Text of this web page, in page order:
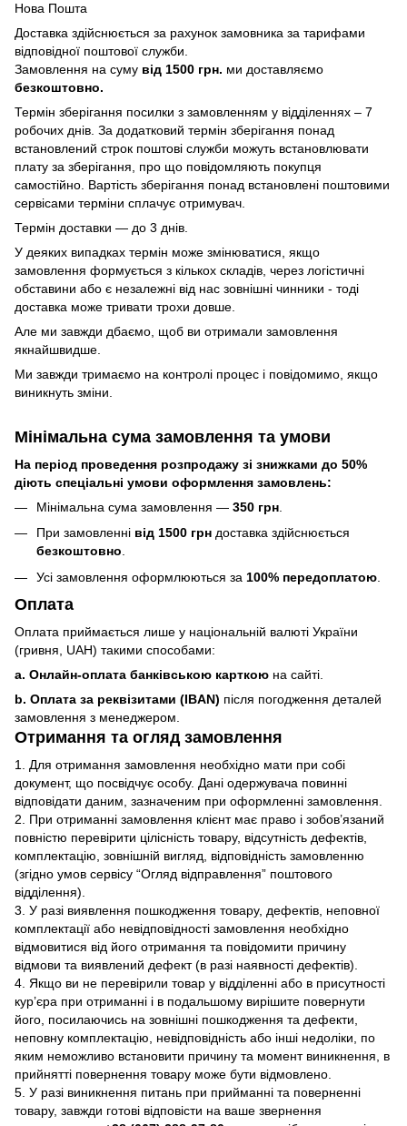
Нова Пошта
Доставка здійснюється за рахунок замовника за тарифами
відповідної поштової служби.
Замовлення на суму від 1500 грн. ми доставляємо
безкоштовно.
Термін зберігання посилки з замовленням у відділеннях – 7
робочих днів. За додатковий термін зберігання понад
встановлений строк поштові служби можуть встановлювати
плату за зберігання, про що повідомляють покупця
самостійно. Вартість зберігання понад вcтановлені поштовими
сервісами терміни сплачує отримувач.
Термін доставки — до 3 днів.
У деяких випадках термін може змінюватися, якщо
замовлення формується з кількох складів, через логістичні
обставини або є незалежні від нас зовнішні чинники - тоді
доставка може тривати трохи довше.
Але ми завжди дбаємо, щоб ви отримали замовлення
якнайшвидше.
Ми завжди тримаємо на контролі процес і повідомимо, якщо
виникнуть зміни.
Мінімальна сума замовлення та умови
На період проведення розпродажу зі знижками до 50%
діють спеціальні умови оформлення замовлень:
Мінімальна сума замовлення — 350 грн
При замовленні від 1500 грн доставка здійснюється
безкоштовно.
Усі замовлення оформлюються за 100% передоплатою
Оплата
Оплата приймається лише у національній валюті України
(гривня, UAH) такими способами:
a. Онлайн-оплата банківською карткою на сайті.
b. Оплата за реквізитами (IBAN) після погодження деталей
замовлення з менеджером.
Отримання та огляд замовлення
1. Для отримання замовлення необхідно мати при собі
документ, що посвідчує особу. Дані одержувача повинні
відповідати даним, зазначеним при оформленні замовлення.
2. При отриманні замовлення клієнт має право і зобов’язаний
повністю перевірити цілісність товару, відсутність дефектів,
комплектацію, зовнішній вигляд, відповідність замовленню
(згідно умов сервісу “Огляд відправлення” поштового
відділення).
3. У разі виявлення пошкодження товару, дефектів, неповної
комплектації або невідповідності замовлення необхідно
відмовитися від його отримання та повідомити причину
відмови та виявлений дефект (в разі наявності дефектів).
4. Якщо ви не перевірили товар у відділенні або в присутності
кур’єра при отриманні і в подальшому вирішите повернути
його, посилаючись на зовнішні пошкодження та дефекти,
неповну комплектацію, невідповідність або інші недоліки, по
яким неможливо встановити причину та момент виникнення, в
прийнятті повернення товару може бути відмовлено.
5. У разі виникнення питань при прийманні та поверненні
товару, завжди готові відповісти на ваше звернення